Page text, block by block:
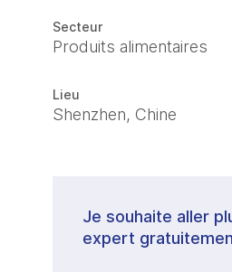
Secteur
Produits alimentaires
Lieu
Shenzhen, Chine
Je souhaite aller
expert